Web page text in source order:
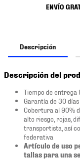
ENVÍO
Descripción
Descripción del
Tiempo de entrega
Garantía de 30
Cobertura al 90%
alto riesgo, rojas,
transportista, así
federativa
Artículo de uso
tallas para una